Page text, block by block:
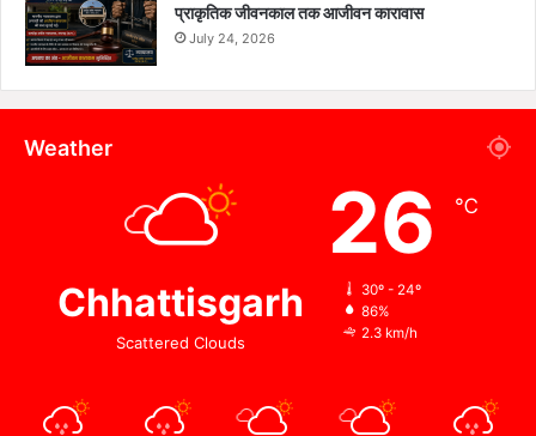
प्राकृतिक जीवनकाल तक आजीवन कारावास
July 24, 2026
Weather
Chhattisgarh
Scattered Clouds
26 ℃
30º - 24º
86%
2.3 km/h